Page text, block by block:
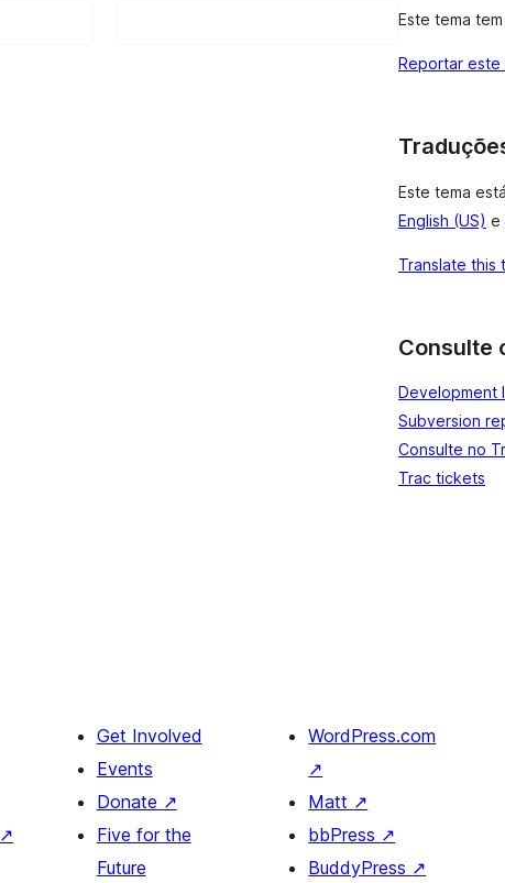
Este tema
Reportar este
Este tema
English (US) e
Translate this
Consulte
Development
Subversion
Consulte no
Trac tickets
↗
Get Involved
Events
Donate ↗
Five for the
Future
WordPress.com
↗
Matt ↗
bbPress ↗
BuddyPress ↗